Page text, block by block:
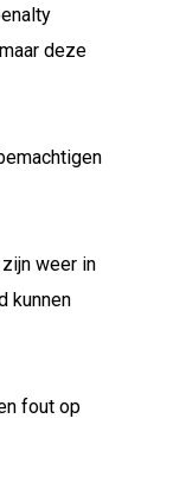
deze
weer in
kunnen
fout op